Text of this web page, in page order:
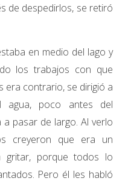
de despedirlos, se retiró
en medio del lago y
los trabajos con que
era contrario, se dirigió a
agua, poco antes del
pasar de largo. Al verlo
creyeron que era un
gritar, porque todos lo
Pero él les habló